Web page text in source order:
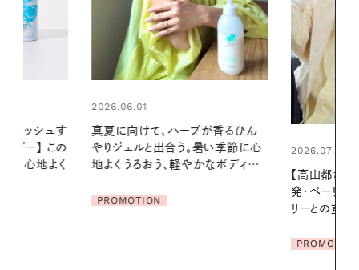
が香るひん
い季節に心
なボディケ
2026.07.21
リーとの重ねづけも素敵な大人の
2026.06.01
の一日。汗ば